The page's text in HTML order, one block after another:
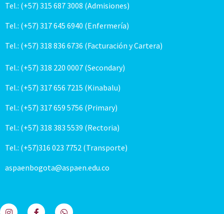
Tel.: (+57) 315 687 3008 (Admisiones)
Tel.: (+57) 317 645 6940 (Enfermería)
Tel.: (+57) 318 836 6736 (Facturación y Cartera)
Tel.: (+57) 318 220 0007 (Secondary)
Tel.: (+57) 317 656 7215 (Kinabalu)
Tel.: (+57) 317 659 5756 (Primary)
Tel.: (+57) 318 383 5539 (Rectoria)
Tel.: (+57)316 023 7752 (Transporte)
aspaenbogota@aspaen.edu.co